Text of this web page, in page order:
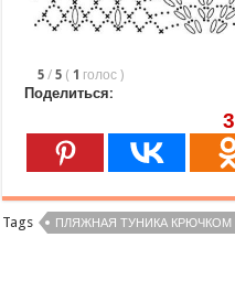
5 / 5 ( 1 голос)
Поделиться:
3
Tags ПЛЯЖНАЯ ТУНИКА КРЮЧКОМ